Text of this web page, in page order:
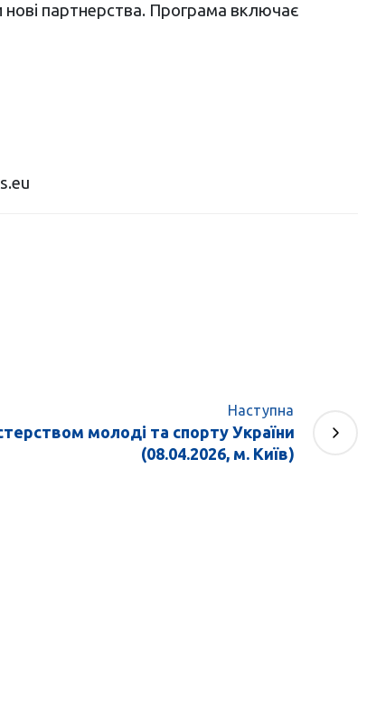
нові партнерства. Програма включає
Наступна
молоді та спорту України
(08.04.2026, м. Київ)